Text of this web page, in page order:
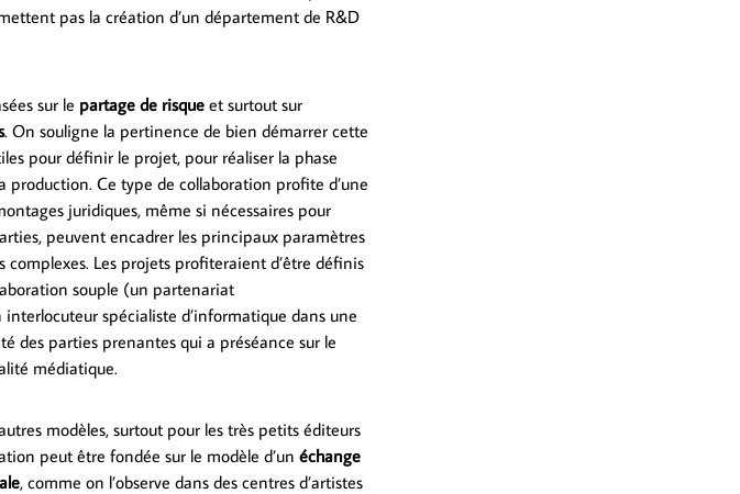
pas la création d’un département de R&D
sur le partage de risque et surtout sur
. On souligne la pertinence de bien démarrer cette
pour définir le projet, pour réaliser la phase
production. Ce type de collaboration profite d’une
juridiques, même si nécessaires pour
peuvent encadrer les principaux paramètres
Les projets profiteraient d’être définis
souple (un partenariat
spécialiste d’informatique dans une
des parties prenantes qui a préséance sur le
médiatique.
modèles, surtout pour les très petits éditeurs
peut être fondée sur le modèle d’un échange
, comme on l’observe dans des centres d’artistes